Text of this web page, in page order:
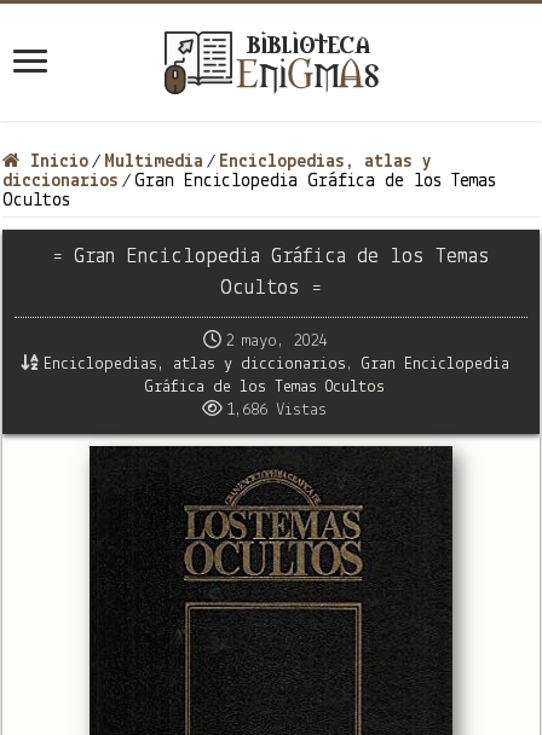
Inicio / Multimedia / Enciclopedias, atlas y
diccionarios / Gran Enciclopedia Gráfica de los Temas
Ocultos
= Gran Enciclopedia Gráfica de los Temas
Ocultos =
2 mayo, 2024
Enciclopedias, atlas y diccionarios ,Gran Enciclopedia
Gráfica de los Temas Ocultos
1,686 Vistas